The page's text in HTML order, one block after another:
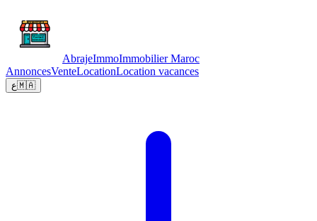
AbrajeImmoImmobilier Maroc
AnnoncesVenteLocationLocation vacances
ع🇲🇦